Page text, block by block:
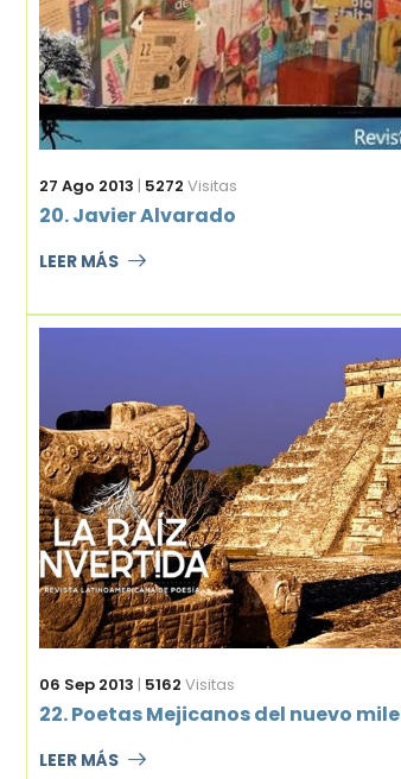
27 Ago 2013 | 5272 Visitas
20. Javier Alvarado
LEER MÁS
06 Sep 2013 | 5162 Visitas
22. Poetas Mejicanos del nuevo
LEER MÁS